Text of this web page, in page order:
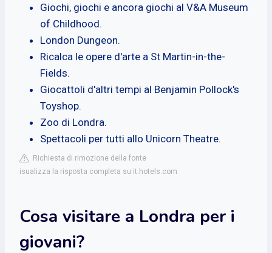
Giochi, giochi e ancora giochi al V&A Museum
of Childhood.
London Dungeon.
Ricalca le opere d'arte a St Martin-in-the-
Fields.
Giocattoli d'altri tempi al Benjamin Pollock's
Toyshop.
Zoo di Londra.
Spettacoli per tutti allo Unicorn Theatre.
Richiesta di rimozione della fonte
isualizza la risposta completa su it.hotels.com
Cosa visitare a Londra per i
giovani?